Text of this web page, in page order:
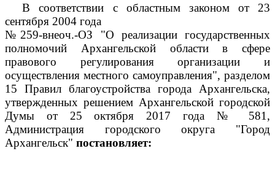
В соответствии с областным законом от 23
сентября 2004 года
№259-внеоч.-ОЗ "О реализации государственных
полномочий Архангельской области в сфере
правового регулирования организации и
осуществления местного самоуправления", разделом
15 Правил благоустройства города Архангельска,
утвержденных решением Архангельской городской
Думы от 25 октября 2017 года № 581,
Администрация городского округа "Город
Архангельск" постановляет: